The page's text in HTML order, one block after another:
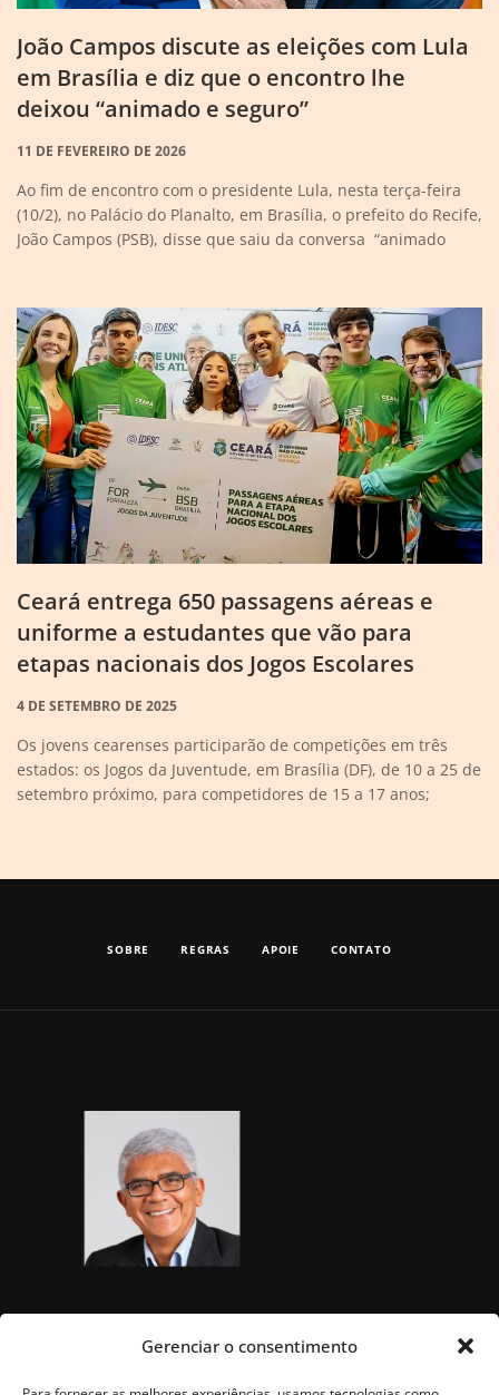
Gerenciar o consentimento
João Campos discute as eleições com Lula
em Brasília e diz que o encontro lhe
deixou “animado e seguro”
11 DE FEVEREIRO DE 2026
Ao fim de encontro com o presidente Lula, nesta terça-feira
(10/2), no Palácio do Planalto, em Brasília, o prefeito do Recife,
João Campos (PSB), disse que saiu da conversa “animado
Ceará entrega 650 passagens aéreas e
uniforme a estudantes que vão para
etapas nacionais dos Jogos Escolares
4 DE SETEMBRO DE 2025
Os jovens cearenses participarão de competições em três
estados: os Jogos da Juventude, em Brasília (DF), de 10 a 25 de
setembro próximo, para competidores de 15 a 17 anos;
SOBRE REGRAS APOIE CONTATO